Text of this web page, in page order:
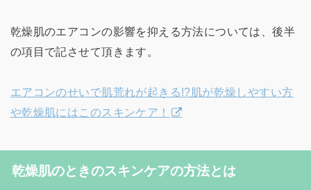
乾燥肌のエアコンの影響を抑える方法については、後半
の項目で記させて頂きます。
エアコンのせいで肌荒れが起きる!?肌が乾燥しやすい方
や乾燥肌にはこのスキンケア！
乾燥肌のときのスキンケアの方法とは